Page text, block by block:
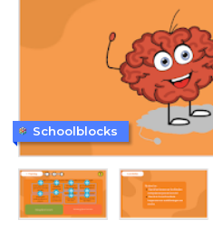
Schoolblocks